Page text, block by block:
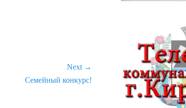
Next →
Семейный конкурс!